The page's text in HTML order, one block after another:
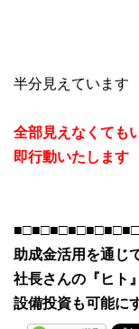
半分見えています
全部見えなくても
即行動いたします
助成金活用を通じ
社長さんの『ヒト
設備投資も可能に